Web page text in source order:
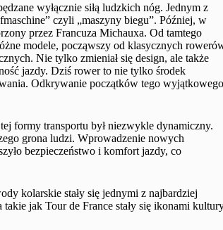
wyłącznie siłą ludzkich nóg. Jednym z
czyli „maszyny biegu”. Później, w
przez Francuza Michauxa. Od tamtego
modele, począwszy od klasycznych
Nie tylko zmieniał się design, ale także
jazdy. Dziś rower to nie tylko środek
Odkrywanie początków tego
formy transportu był niezwykle dynamiczny.
grona ludzi. Wprowadzenie nowych
bezpieczeństwo i komfort jazdy, co
kolarskie stały się jednymi z najbardziej
jak Tour de France stały się ikonami